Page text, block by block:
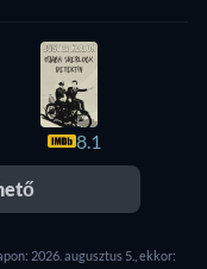
8.1
2026. augusztus 5., ekkor: